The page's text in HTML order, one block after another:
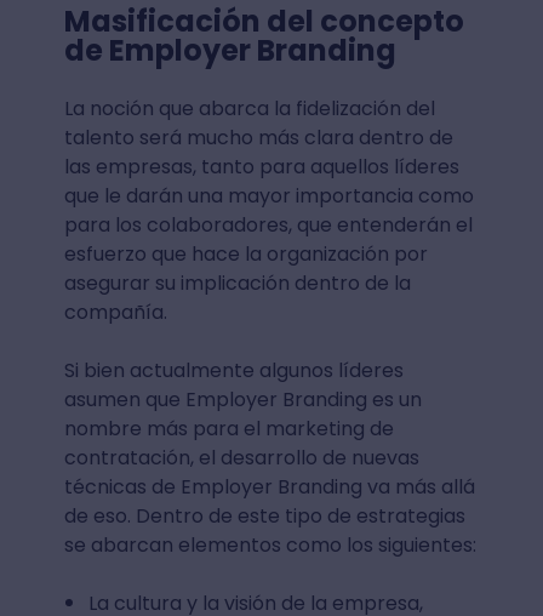
Masificación del concepto
de Employer Branding
La noción que abarca la fidelización del
talento será mucho más clara dentro de
las empresas, tanto para aquellos líderes
que le darán una mayor importancia como
para los colaboradores, que entenderán el
esfuerzo que hace la organización por
asegurar su implicación dentro de la
compañía.
Si bien actualmente algunos líderes
asumen que Employer Branding es un
nombre más para el marketing de
contratación, el desarrollo de nuevas
técnicas de Employer Branding va más allá
de eso. Dentro de este tipo de estrategias
se abarcan elementos como los siguientes:
La cultura y la visión de la empresa,